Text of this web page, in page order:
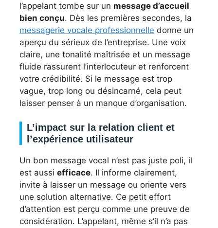
l’appelant tombe sur un message d’accueil
bien conçu. Dès les premières secondes, la
messagerie vocale professionnelle donne un
aperçu du sérieux de l’entreprise. Une voix
claire, une tonalité maîtrisée et un message
fluide rassurent l’interlocuteur et renforcent
votre crédibilité. Si le message est trop
vague, trop long ou désincarné, cela peut
laisser penser à un manque d’organisation.
L’impact sur la relation client et
l’expérience utilisateur
Un bon message vocal n’est pas juste poli, il
est aussi efficace. Il informe clairement,
invite à laisser un message ou oriente vers
une solution alternative. Ce petit effort
d’attention est perçu comme une preuve de
considération. L’appelant, même s’il n’a pas